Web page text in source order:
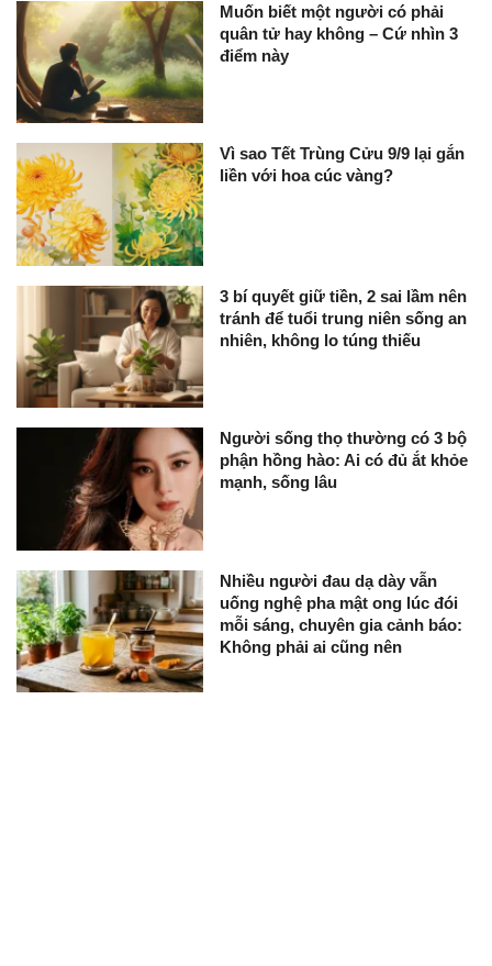
Muốn biết một người có phải
quân tử hay không – Cứ nhìn 3
điểm này
Vì sao Tết Trùng Cửu 9/9 lại gắn
liền với hoa cúc vàng?
3 bí quyết giữ tiền, 2 sai lầm nên
tránh để tuổi trung niên sống an
nhiên, không lo túng thiếu
Người sống thọ thường có 3 bộ
phận hồng hào: Ai có đủ ắt khỏe
mạnh, sống lâu
Nhiều người đau dạ dày vẫn
uống nghệ pha mật ong lúc đói
mỗi sáng, chuyên gia cảnh báo:
Không phải ai cũng nên